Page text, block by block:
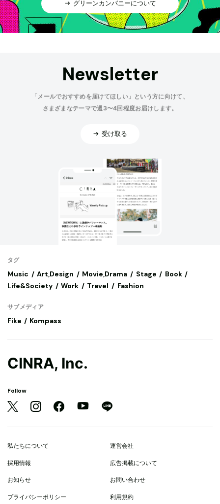
グリーンカンパニーについて
Newsletter
「メールでおすすめを届けてほしい」という方に向けて、
さまざまなテーマで週3〜4回程度お届けします。
受け取る
タグ
Music Art,Design Movie,Drama Stage
Book
Life&Society
Work Travel Fashion
サブメディア
Fika Kompass
CINRA, Inc.
Follow
私たちについて 運営会社
採用情報 広告掲載について
お知らせ お問い合わせ
プライバシーポリシー 利用規約